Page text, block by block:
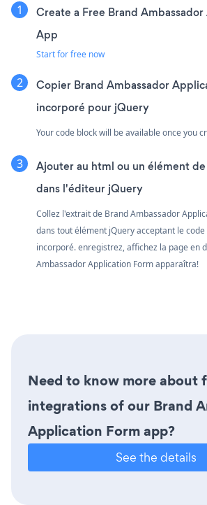
Create a Free Brand
App
Start for free now
Copier Brand Ambassador
incorporé pour jQuery
Your code block will be available once you
Ajouter au html ou un élément
dans l'éditeur jQuery
Collez l'extrait de Brand Ambassador
dans tout élément jQuery acceptant le
incorporé. enregistrez, affichez la page en
Ambassador Application Form apparaîtra!
Need to know more about
integrations of our Brand
Application Form app?
See the details